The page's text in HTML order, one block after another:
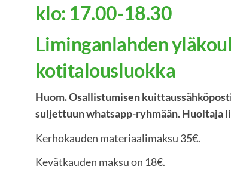
klo: 17.00-18.30
Liminganlahden
kotitalousluokka
Huom. Osallistumisen
suljettuun whatsapp-ryhmään. Huoltaja
Kerhokauden materiaalimaksu 35€.
Kevätkauden maksu on 18€.